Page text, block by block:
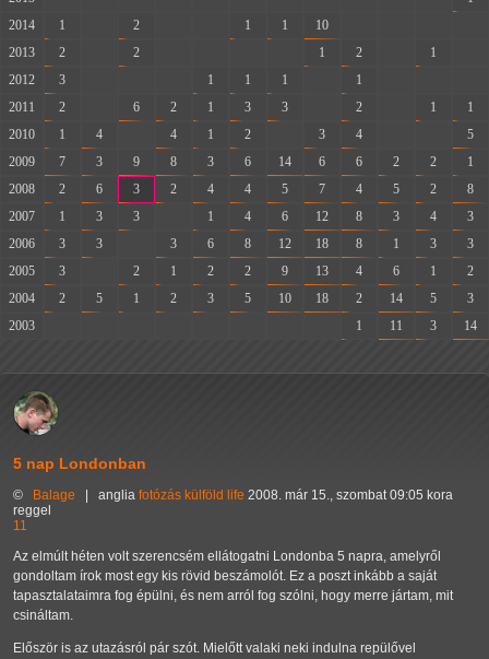
2014
1 2 1 1 10
2013
2 2 1 2 1
2012
3 1 1 1 1
2011
2 6 2 1 3 3 2 1
1
2010
1 4 4 1 2 3 4
5
2009
7 3 9 8 3 6 14 6 6 2 2
1
2008
2 6 3 2 4 4 5 7 4 5 2
8
2007
1 3 3 1 4 6 12 8 3 4
3
2006
3 3 3 6 8 12 18 8 1 3
3
2005
3 2 1 2 2 9 13 4 6 1
2
2004
2 5 1 2 3 5 10 18 2 14 5
3
2003
1 11 3 14
5 nap Londonban
© Balage anglia fotózás külföld life 2008. már 15., szombat 09:05 kora
reggel
11
Az elmúlt héten volt szerencsém ellátogatni Londonba 5 napra, amelyről
gondoltam írok most egy kis rövid beszámolót. Ez a poszt inkább a saját
tapasztalataimra fog épülni, és nem arról fog szólni, hogy merre jártam, mit
csináltam.
Először is az utazásról pár szót. Mielőtt valaki neki indulna repülővel